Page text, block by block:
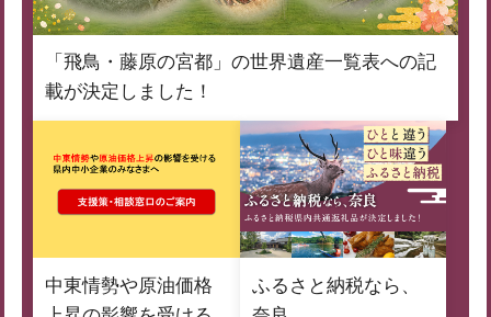
「飛鳥・藤原の宮都」の世界遺産一覧表への記
載が決定しました！
中東情勢や原油価格
ふるさと納税なら、